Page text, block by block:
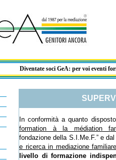
Diventate soci GeA: per voi eventi
In conformità a quanto
formation à la médiation
fondazione della S.I.Me.F.” e dal
e ricerca in mediazione familiare
livello di formazione